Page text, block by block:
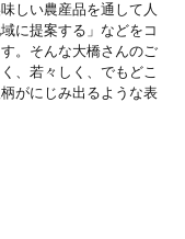
しい農産品を通して人
に提案する」などをコ
。そんな大橋さんのご
、若々しく、でもどこ
がにじみ出るような表